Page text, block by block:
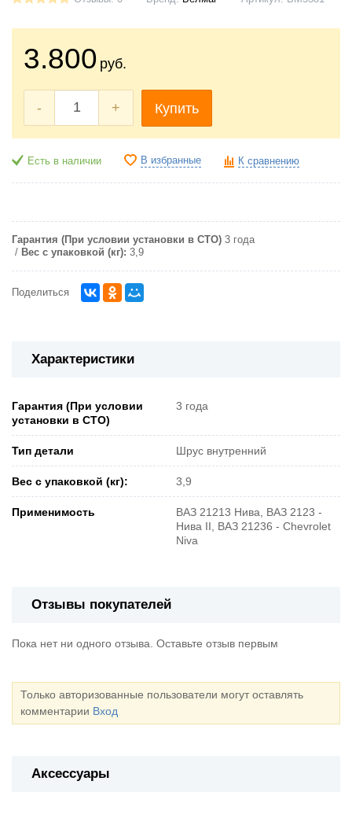
3.800 руб.
- + Купить
Есть в наличии В избранные К сравнению
Гарантия (При условии установки в СТО) 3 года
Вес с упаковкой (кг): 3,9
Поделиться
Характеристики
Гарантия (При условии
установки в СТО)
3 года
Тип детали Шрус внутренний
Вес с упаковкой (кг): 3,9
Применимость
ВАЗ 21213 Нива, ВАЗ 2123 -
Нива II, ВАЗ 21236 - Chevrolet
Niva
Отзывы покупателей
Пока нет ни одного отзыва. Оставьте отзыв первым
Только авторизованные пользователи могут оставлять
комментарии Вход
Аксессуары